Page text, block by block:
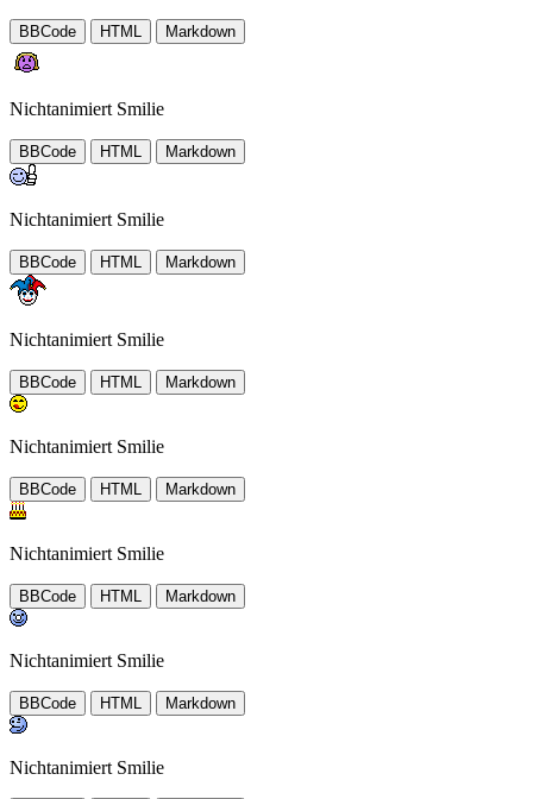
BBCode HTML Markdown
Nichtanimiert Smilie
BBCode HTML Markdown
Nichtanimiert Smilie
BBCode HTML Markdown
Nichtanimiert Smilie
BBCode HTML Markdown
Nichtanimiert Smilie
BBCode HTML Markdown
Nichtanimiert Smilie
BBCode HTML Markdown
Nichtanimiert Smilie
BBCode HTML Markdown
Nichtanimiert Smilie